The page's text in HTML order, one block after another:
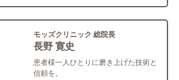
モッズクリニック 総院長
長野 寛史
患者様一人ひとりに磨き上げた技術と
信頼を。